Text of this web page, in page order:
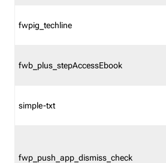
fwpig_techline
fwb_plus_stepAccessEbook
simple-txt
fwp_push_app_dismiss_check